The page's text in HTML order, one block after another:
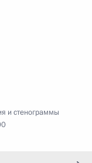
и стенограммы